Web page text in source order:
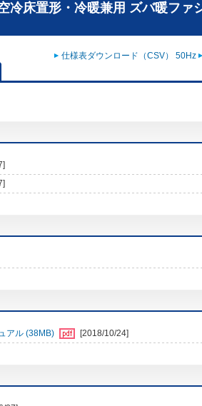
冷床置形・冷暖兼用 ズバ暖ファ
仕様表ダウンロード（CSV） 50Hz
アル (38MB) [2018/10/24]